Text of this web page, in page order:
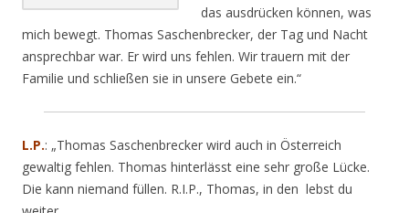
das ausdrücken können, was
mich bewegt. Thomas Saschenbrecker, der Tag und Nacht
ansprechbar war. Er wird uns fehlen. Wir trauern mit der
Familie und schließen sie in unsere Gebete ein.“
L.P.: „Thomas Saschenbrecker wird auch in Österreich
gewaltig fehlen. Thomas hinterlässt eine sehr große Lücke.
Die kann niemand füllen. R.I.P., Thomas, in den lebst du